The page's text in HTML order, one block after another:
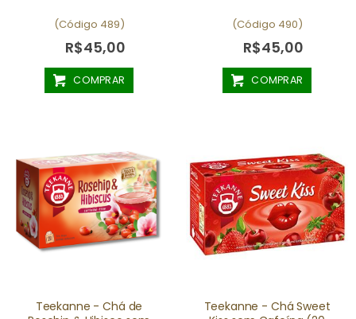
(Código 489)
R$45,00
COMPRAR
(Código 490)
R$45,00
COMPRAR
Teekanne - Chá de
Teekanne - Chá Sweet